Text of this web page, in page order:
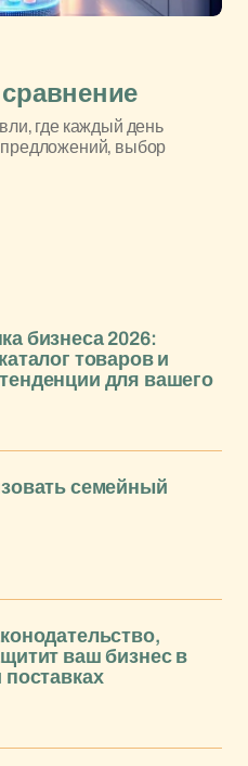
где каждый день
выбор
бизнеса 2026:
товаров и
для вашего
семейный
ваш бизнес в
поставках